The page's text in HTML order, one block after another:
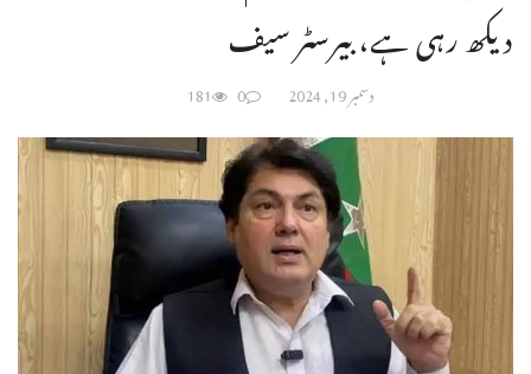
دیکھ رہی ہے، بیرسٹر سیف
دسمبر 19, 2024 0
181